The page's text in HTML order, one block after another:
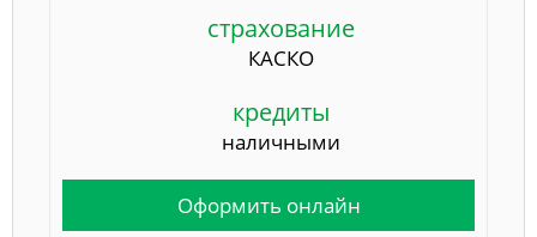
страхование
КАСКО
кредиты
наличными
Оформить онлайн